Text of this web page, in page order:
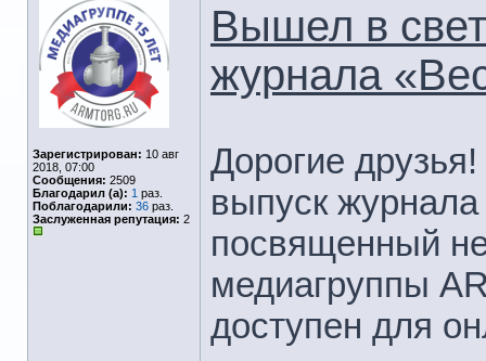
Зарегистрирован: 10 авг
2018, 07:00
Сообщения: 2509
Благодарил (а): 1 раз.
Поблагодарили: 36 раз.
Заслуженная репутация: 2
Вышел в
журнала
Дорогие
выпуск
посвященный
медиагруппы
доступен для